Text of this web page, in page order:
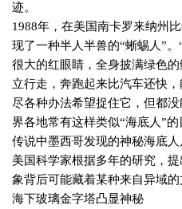
迹。
1988年，在美国南卡罗来纳州
现了一种半人半兽的“蜥蜴人”。
很大的红眼睛，全身披满绿色
立行走，奔跑起来比汽车还快
尽各种办法希望捉住它，但都
界各地常有这样类似“海底人”的
传说中墨西哥发现的神秘海底人
美国科学家根据多年的研究，
象背后可能藏着某种来自异域的
海下玻璃金字塔凸显神秘